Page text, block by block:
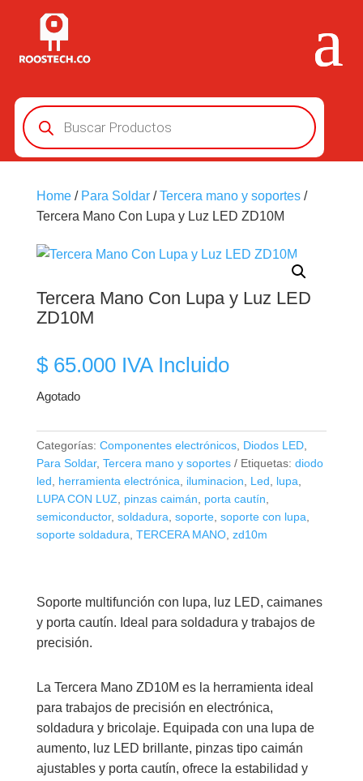
Búsqueda
de
productos
Home/ Para Soldar/Tercera mano y soportes/
Tercera Mano Con Lupa y Luz LED ZD10M
Tercera Mano Con Lupa y Luz LED
ZD10M
$65.000 IVA Incluido
Agotado
Categorías: Componentes electrónicos, Diodos LED,
Para Soldar, Tercera mano y soportes Etiquetas: diodo
led
herramienta electrónica iluminacion Led lupa
LUPA CON LUZ
pinzas caimán porta cautín
semiconductor, soldadura soporte, soporte con lupa
soporte soldadura TERCERA MANO, zd10m
Soporte multifunción con lupa, luz LED, caimanes
y porta cautín. Ideal para soldadura y trabajos de
precisión.
La Tercera Mano ZD10M es la herramienta ideal
para trabajos de precisión en electrónica,
soldadura y bricolaje. Equipada con una lupa de
aumento, luz LED brillante, pinzas tipo caimán
ajustables y porta cautín, ofrece la estabilidad y